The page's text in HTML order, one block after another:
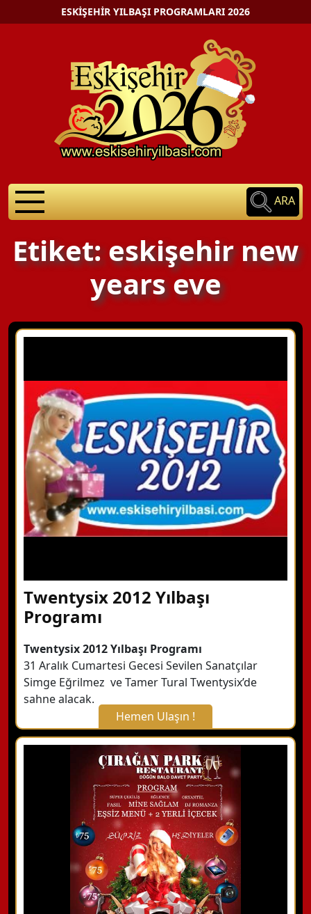
ESKIŞEHIR YILBAŞI PROGRAMLARI 2026
ARA
Etiket: eskişehir new
years eve
Twentysix 2012 Yılbaşı
Programı
Twentysix 2012 Yılbaşı Programı
31 Aralık Cumartesi Gecesi Sevilen Sanatçılar
Simge Eğrilmez ve Tamer Tural Twentysix’de
sahne alacak.
Hemen Ulaşın !
X Kapat
WhatsApp ile Bilgi Alın
Hemen Arayın
Detaylı Bilgi Alın